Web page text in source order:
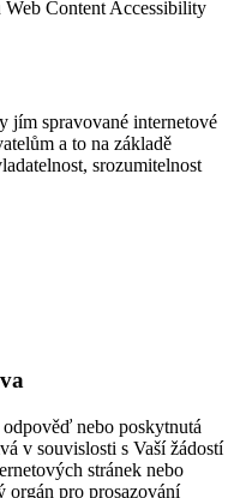
Web Content Accessibility
jím spravované internetové
a to na základě
srozumitelnost
nebo poskytnutá
v souvislosti s Vaší žádostí
stránek nebo
orgán pro prosazování